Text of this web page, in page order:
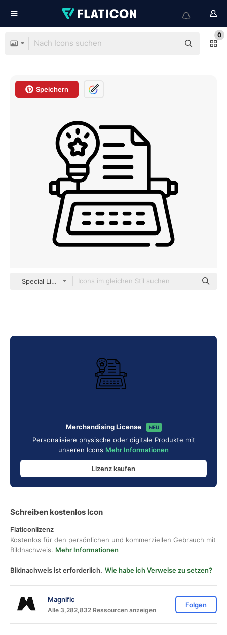
0
Speichern
Special Lineal
Merchandising License NEU
Personalisiere physische oder digitale Produkte mit
unseren Icons Mehr Informationen
Lizenz kaufen
Schreiben kostenlos Icon
Flaticonlizenz
Kostenlos für den persönlichen und kommerziellen Gebrauch mit
Bildnachweis. Mehr Informationen
Bildnachweis ist erforderlich. Wie habe ich Verweise zu setzen?
Magnific
Alle 3,282,832 Ressourcen anzeigen
Folgen